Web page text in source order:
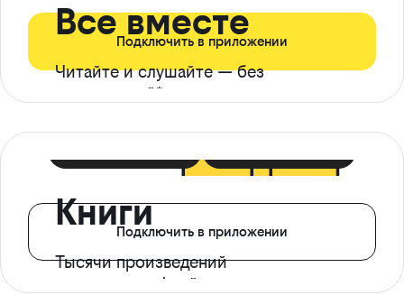
Все вместе
Читайте и слушайте — без
ограничений*
Подключить в приложении
Книги
Тысячи произведений
с доступом офлайн
Подключить в приложении